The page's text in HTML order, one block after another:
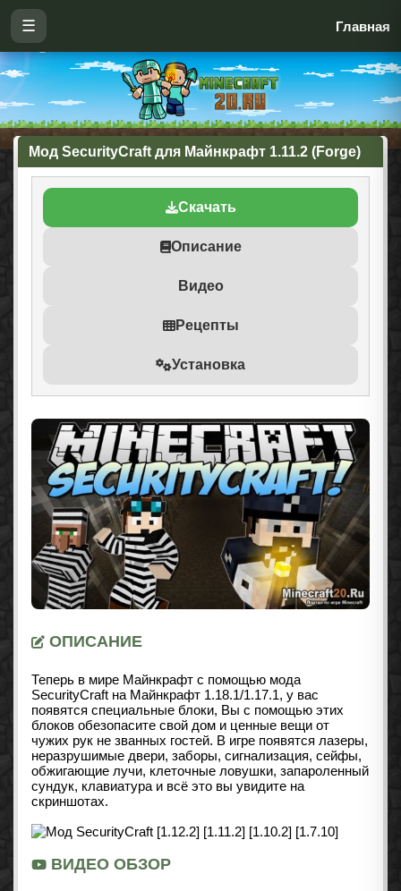
☰ Главная
Мод SecurityCraft для Майнкрафт 1.11.2 (Forge)
Скачать
Описание
Видео
Рецепты
Установка
ОПИСАНИЕ
Теперь в мире Майнкрафт с помощью мода
SecurityCraft на Майнкрафт 1.18.1/1.17.1, у вас
появятся специальные блоки, Вы с помощью этих
блоков обезопасите свой дом и ценные вещи от
чужих рук не званных гостей. В игре появятся лазеры,
неразрушимые двери, заборы, сигнализация, сейфы,
обжигающие лучи, клеточные ловушки, запароленный
сундук, клавиатура и всё это вы увидите на
скриншотах.
ВИДЕО ОБЗОР